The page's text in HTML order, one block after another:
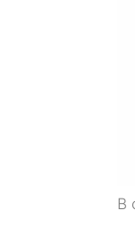
В